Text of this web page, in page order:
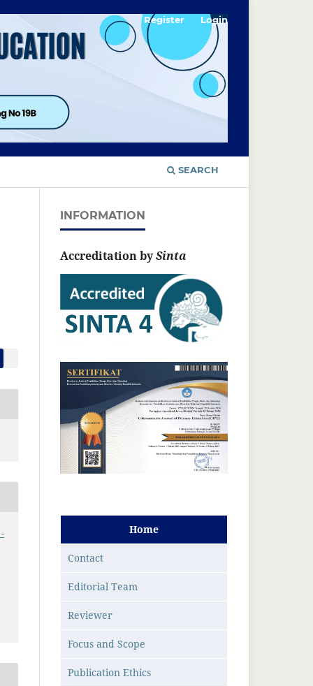
SEARCH
Register Login
INFORMATION
Accreditation bySinta
Home
Contact
Editorial Team
Reviewer
Focus and Scope
Publication Ethics